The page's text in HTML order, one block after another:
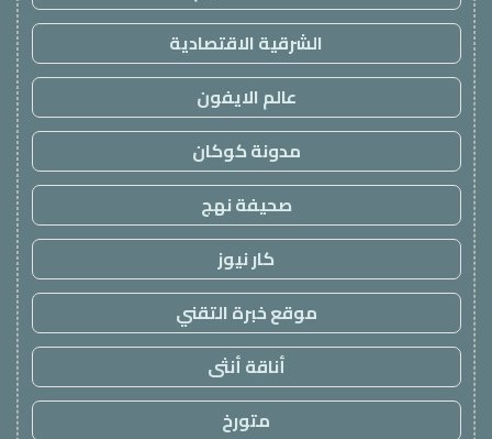
الشرقية الاقتصادية
عالم الايفون
مدونة كوكان
صحيفة نهج
كار نيوز
موقع خبرة التقني
أناقة أنثى
متورخ